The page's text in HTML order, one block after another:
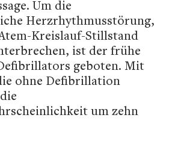
Um die
Herzrhythmusstörung,
Kreislauf-Stillstand
ist der frühe
geboten. Mit
ohne Defibrillation
um zehn